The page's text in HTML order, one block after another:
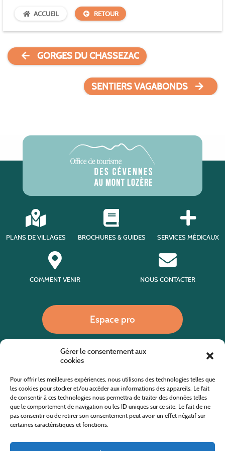
Gérer le consentement aux
cookies
Pour offrir les meilleures expériences, nous utilisons des technologies telles que
les cookies pour stocker et/ou accéder aux informations des appareils. Le fait
de consentir à ces technologies nous permettra de traiter des données telles
que le comportement de navigation ou les ID uniques sur ce site. Le fait de ne
pas consentir ou de retirer son consentement peut avoir un effet négatif sur
certaines caractéristiques et fonctions.
ACCUEIL RETOUR
GORGES DU CHASSEZAC
SENTIERS VAGABONDS
PLANS DE VILLAGES BROCHURES & GUIDES SERVICES MÉDICAUX
COMMENT VENIR NOUS CONTACTER
Espace pro
Site internet cofinancé par le fonds européen agricole pour le développement rural
L'Europe investit dans les zones rurales